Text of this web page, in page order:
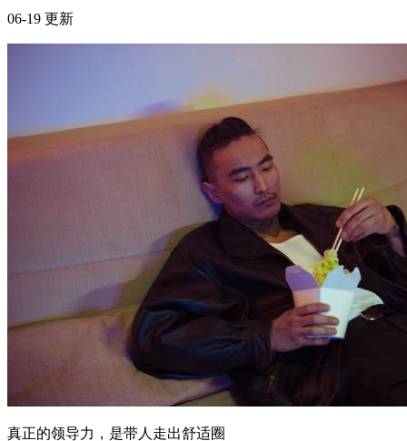
核心摘要 领导力不仅仅是职位或头衔，而是帮助团队突破自
我、实现成长的能力 收敛心性是领导者带人走出舒适圈的前
提，需要自我修养和情绪管理 沉学识是领导者提供方向和方
法的关键，需要持续学习和实践经验 有效的领导者懂得在保
护与挑战之间找到平衡，激发团队潜能 一、领导力的误区：
为什么“带人”比“带队”更重要 很...